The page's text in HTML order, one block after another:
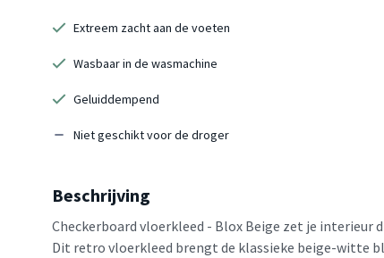
Extreem zacht aan de voeten
Wasbaar in de wasmachine
Geluiddempend
Niet geschikt voor de droger
Beschrijving
Checkerboard vloerkleed - Blox Beige zet je interieur
Dit retro vloerkleed brengt de klassieke beige-witte